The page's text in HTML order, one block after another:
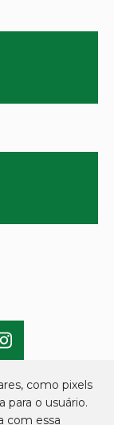
como pixels
para o usuário.
com essa